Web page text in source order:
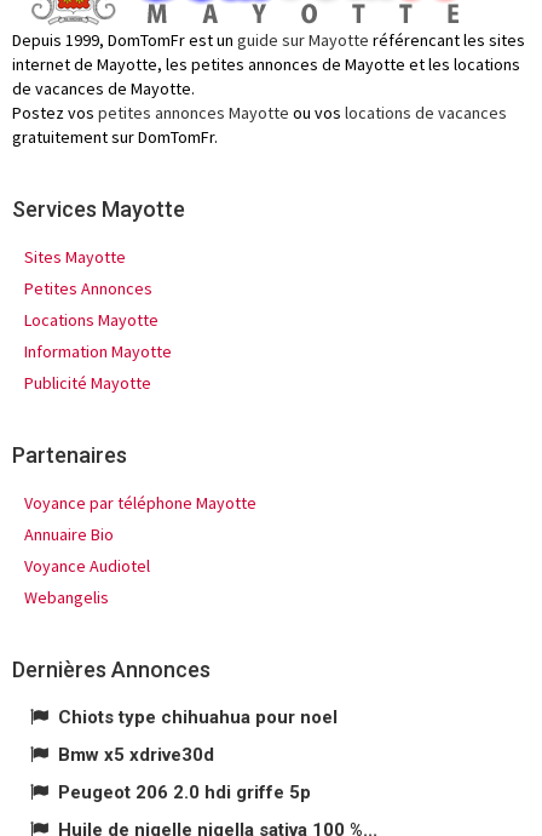
Depuis 1999, DomTomFr est un guide sur Mayotte référencant les sites
internet de Mayotte, les petites annonces de Mayotte et les locations
de vacances de Mayotte.
Postez vos petites annonces Mayotte ou vos locations de vacances
gratuitement sur DomTomFr.
Services Mayotte
Sites Mayotte
Petites Annonces
Locations Mayotte
Information Mayotte
Publicité Mayotte
Partenaires
Voyance par téléphone Mayotte
Annuaire Bio
Voyance Audiotel
Webangelis
Dernières Annonces
Chiots type chihuahua pour noel
Bmw x5 xdrive30d
Peugeot 206 2.0 hdi griffe 5p
Huile de nigelle nigella sativa 100 %...